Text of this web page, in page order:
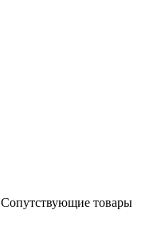
Сопутствующие товары